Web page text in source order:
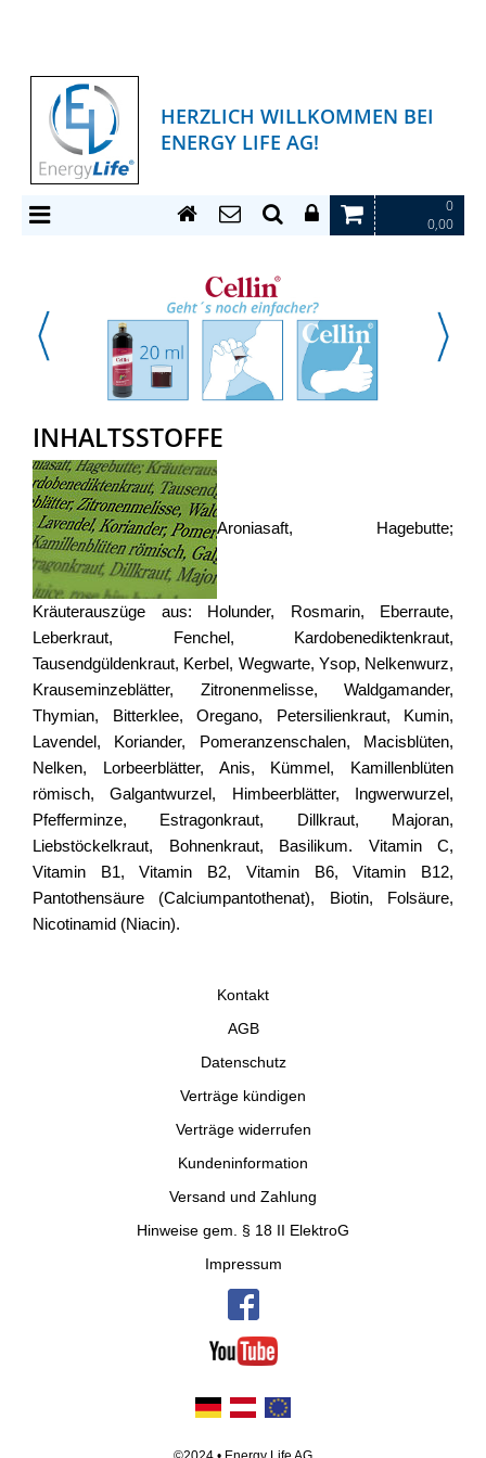
HERZLICH WILLKOMMEN BEI
ENERGY LIFE AG!
0
0,00
INHALTSSTOFFE
Aroniasaft, Hagebutte;
Kräuterauszüge aus: Holunder, Rosmarin, Eberraute,
Leberkraut, Fenchel, Kardobenediktenkraut,
Tausendgüldenkraut, Kerbel, Wegwarte, Ysop, Nelkenwurz,
Krauseminzeblätter, Zitronenmelisse, Waldgamander,
Thymian, Bitterklee, Oregano, Petersilienkraut, Kumin,
Lavendel, Koriander, Pomeranzenschalen, Macisblüten,
Nelken, Lorbeerblätter, Anis, Kümmel, Kamillenblüten
römisch, Galgantwurzel, Himbeerblätter, Ingwerwurzel,
Pfefferminze, Estragonkraut, Dillkraut, Majoran,
Liebstöckelkraut, Bohnenkraut, Basilikum. Vitamin C,
Vitamin B1, Vitamin B2, Vitamin B6, Vitamin B12,
Pantothensäure (Calciumpantothenat), Biotin, Folsäure,
Nicotinamid (Niacin).
Kontakt
AGB
Datenschutz
Verträge kündigen
Verträge widerrufen
Kundeninformation
Versand und Zahlung
Hinweise gem. § 18 II ElektroG
Impressum